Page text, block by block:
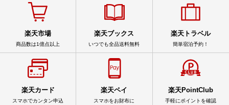
楽天市場
商品数は1億点以上
楽天ブックス
いつでも全品送料無料
楽天トラベル
簡単宿泊予約！
楽天カード
スマホでカンタン申込
楽天ペイ
スマホをお財布に
楽天PointClub
手軽にポイントを確認